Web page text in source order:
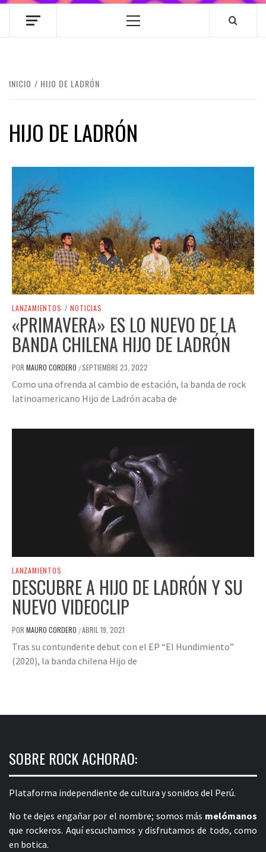
Menú
INICIO HIJO DE LADRÓN
HIJO DE LADRÓN
LANZAMIENTOS / NOTICIAS
«PRIMAVERA» ES LO NUEVO DE LA
BANDA CHILENA HIJO DE LADRÓN
POR MAURO CORDERO /SEPTIEMBRE 23, 2022
Como una ofrenda al cambio de estación, la banda de rock
latinoamericano Hijo de Ladrón acaba de
LANZAMIENTOS
DESCUBRE A HIJO DE LADRÓN Y SU
NUEVO VIDEOCLIP
POR MAURO CORDERO /ABRIL 19, 2021
Tras su contundente debut con el EP “El Hundimiento”
(2020), la banda chilena Hijo de
SOBRE ROCK ACHORAO:
Plataforma independiente de cultura y sonidos del Perú.
No te dejes engañar por el nombre; somos más melómanos
que rockeros. Aquí escuchamos y disfrutamos de todo, como
en botica.